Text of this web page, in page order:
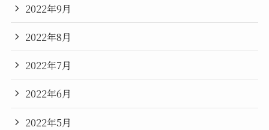
2022年9月
2022年8月
2022年7月
2022年6月
2022年5月